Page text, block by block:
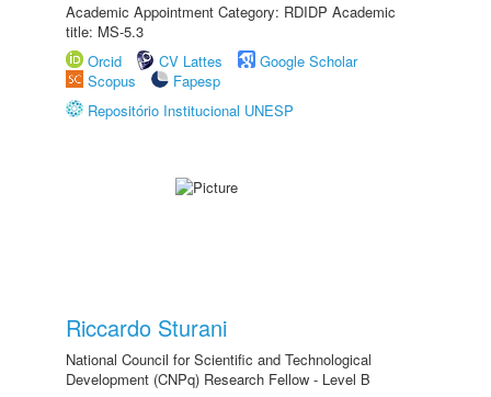
Academic Appointment Category: RDIDP Academic
title: MS-5.3
Orcid
CV Lattes
Google Scholar
Scopus
Fapesp
Repositório Institucional UNESP
Riccardo Sturani
National Council for Scientific and Technological
Development (CNPq) Research Fellow - Level B